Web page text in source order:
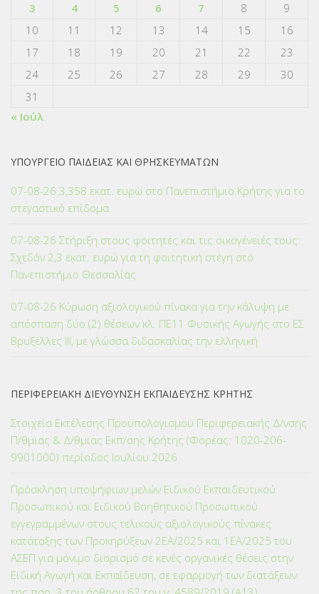
3
4 5 6 7 8
9
10
11 12 13 14 15
16
17
18 19 20 21 22
23
24
25 26 27 28 29
30
31
« Ιούλ
ΥΠΟΥΡΓΕΙΟ ΠΑΙΔΕΙΑΣ ΚΑΙ ΘΡΗΣΚΕΥΜΑΤΩΝ
07-08-26 3,358 εκατ. ευρώ στο Πανεπιστήμιο Κρήτης για το
στεγαστικό επίδομα
07-08-26 Στήριξη στους φοιτητές και τις οικογένειές τους:
Σχεδόν 2,3 εκατ. ευρώ για τη φοιτητική στέγη στο
Πανεπιστήμιο Θεσσαλίας
07-08-26 Κύρωση αξιολογικού πίνακα για την κάλυψη με
απόσπαση δύο (2) θέσεων κλ. ΠΕ11 Φυσικής Αγωγής στο ΕΣ
Βρυξέλλες ΙΙΙ, με γλώσσα διδασκαλίας την ελληνική
ΠΕΡΙΦΕΡΕΙΑΚΗ ΔΙΕΥΘΥΝΣΗ ΕΚΠΑΙΔΕΥΣΗΣ ΚΡΗΤΗΣ
Στοιχεία Εκτέλεσης Προϋπολογισμού Περιφερειακής Δ/νσης
Π/θμιας & Δ/θμιας Εκπ/σης Κρήτης (Φορέας: 1020-206-
9901000) περίοδος Ιουλίου 2026
Πρόσκληση υποψήφιων μελών Ειδικού Εκπαιδευτικού
Προσωπικού και Ειδικού Βοηθητικού Προσωπικού
εγγεγραμμένων στους τελικούς αξιολογικούς πίνακες
κατάταξης των Προκηρύξεων 2ΕΑ/2025 και 1ΕΑ/2025 του
ΑΣΕΠ για μόνιμο διορισμό σε κενές οργανικές θέσεις στην
Ειδική Αγωγή και Εκπαίδευση, σε εφαρμογή των διατάξεων